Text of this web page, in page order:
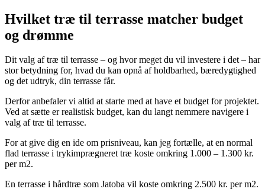
Hvilket træ til terrasse matcher budget
og drømme
Dit valg af træ til terrasse – og hvor meget du vil investere i det – har
stor betydning for, hvad du kan opnå af holdbarhed, bæredygtighed
og det udtryk, din terrasse får.
Derfor anbefaler vi altid at starte med at have et budget for projektet.
Ved at sætte er realistisk budget, kan du langt nemmere navigere i
valg af træ til terrasse.
For at give dig en ide om prisniveau, kan jeg fortælle, at en normal
flad terrasse i trykimprægneret træ koste omkring 1.000 – 1.300 kr.
per m2.
En terrasse i hårdtræ som Jatoba vil koste omkring 2.500 kr. per m2.